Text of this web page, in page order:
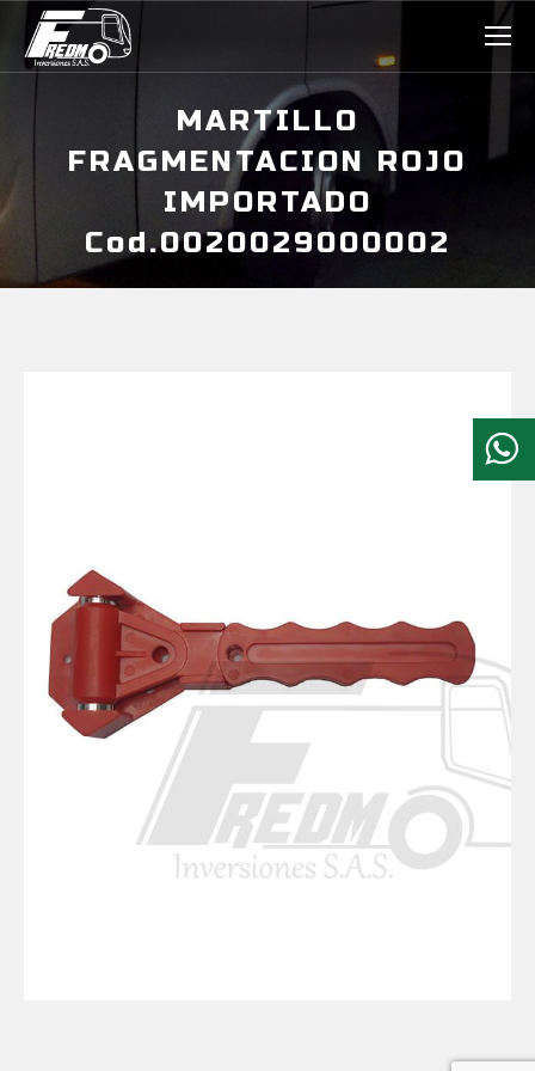
MARTILLO
FRAGMENTACION ROJO
IMPORTADO
Cod.0020029000002